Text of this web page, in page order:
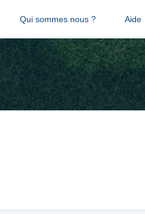
Qui sommes nous ? Aide